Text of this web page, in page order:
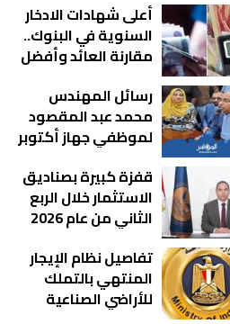
المناصب؟
أعلى شهادات الادخار
السنوية في البنوك..
مقارنة العائد وأفضل
رسائل المهندس
محمد عبد المقصود
لموظفي جهاز أكتوبر
مشيت والمدينة
رجعت للخلف»
قفزة كبيرة بصناديق
الاستثمار خلال الربع
الثاني من عام 2026
تفاصيل نظام الإيجار
المنتهي بالتملك
للأراضي الصناعية